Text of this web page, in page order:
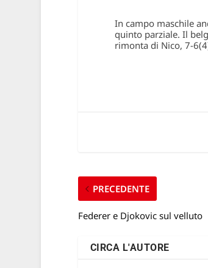
In campo maschile
quinto parziale. Il
rimonta di Nico, 7-
PRECEDENTE
Federer e Djokovic sul velluto
CIRCA L'AUTORE